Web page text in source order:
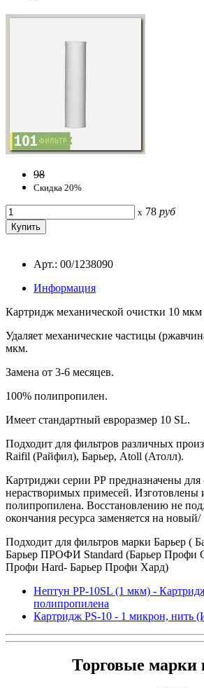
98
Скидка 20%
x 78 руб
Арт.: 00/1238090
Информация
Картридж механической очистки 10 мкм
Удаляет механические частицы
мкм.
Замена от 3-6 месяцев.
100% полипропилен.
Имеет стандартный евроразмер 10 SL.
Подходит для фильтров различных
Raifil (Райфил), Барьер, Atoll (Атолл).
Картриджи серии РР предназначены для
нерастворимых примесей. Изготовлены
полипропилена. Восстановлению не
окончания ресурса заменяется на новый/
Подходит для фильтров марки Барьер ( Б
Барьер ПРОФИ Standard (Барьер Профи
Профи Hard- Барьер Профи Хард)
Нептун PP-10SL (1 мкм) -
полипропилена
Картридж PS-10 - 1 микрон, нить
Торговые марки